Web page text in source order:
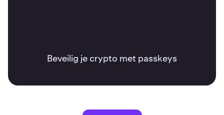
Beveilig je crypto met passkeys